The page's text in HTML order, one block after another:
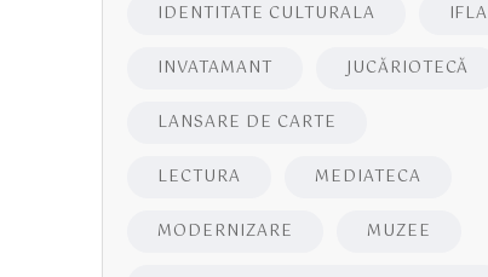
IDENTITATE CULTURALA IFLA
INVATAMANT JUCĂRIOTECĂ
LANSARE DE CARTE
LECTURA MEDIATECA
MODERNIZARE MUZEE